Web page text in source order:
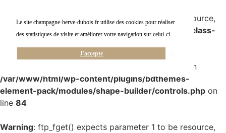
Le site champagne-herve-dubois.fr utilise des cookies pour réaliser
des statistiques de visite et améliorer votre navigation sur celui-ci.
J'accepte
Warning
: ftp_fget() expects parameter 1 to be resource,
null given in
/var/www/html/wp-admin/includes/class-
: Invalid argument supplied for foreach() in
/var/www/html/wp-content/plugins/bdthemes-
element-pack/modules/shape-builder/controls.php on
line 84
Warning: ftp_fget() expects parameter 1 to be resource,